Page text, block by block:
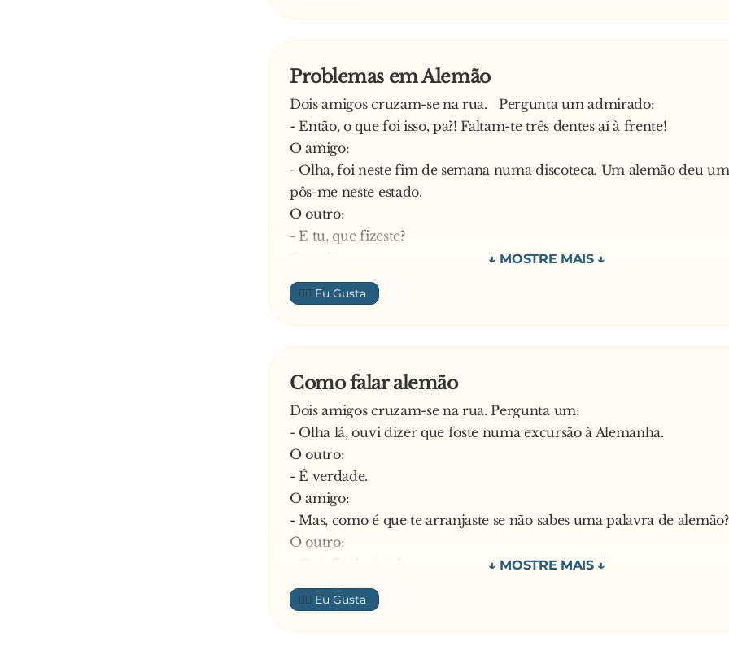
Problemas em Alemão
Dois amigos cruzam-se na rua. Pergunta um admirado:
- Então, o que foi isso, pa?! Faltam-te três dentes aí à frente!
O amigo:
- Olha, foi neste fim de semana numa discoteca. Um alemão deu
pôs-me neste estado.
O outro:
- E tu, que fizeste?
- Perguntei-lhe se ele falava português, e o tipo disse-me que não.
também não falo alemão, virei-lhe as costas e vim-me embora
—
👍🏼
Como falar alemão
Dois amigos cruzam-se na rua. Pergunta um:
- Olha lá, ouvi dizer que foste numa excursão à Alemanha.
O outro:
- É verdade.
O amigo:
- Mas, como é que te arranjaste se não sabes uma palavra de
O outro:
—
👍🏼